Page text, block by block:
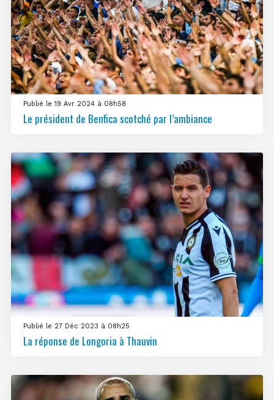
Publié le 19 Avr 2024 à 08h58
Le président de Benfica scotché par l’ambiance
Publié le 27 Déc 2023 à 08h25
La réponse de Longoria à Thauvin